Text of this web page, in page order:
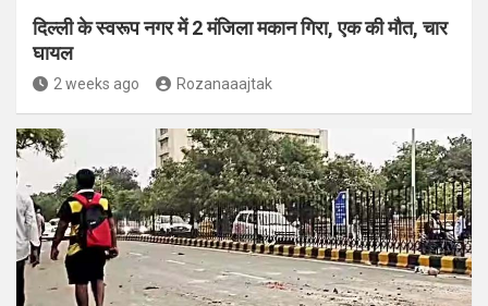
दिल्ली के स्वरूप नगर में 2 मंजिला मकान गिरा, एक की मौत, चार
घायल
2 weeks ago Rozanaaajtak